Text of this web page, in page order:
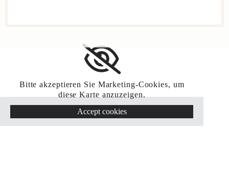
Bitte akzeptieren Sie Marketing-Cookies, um
diese Karte anzuzeigen.
Accept cookies